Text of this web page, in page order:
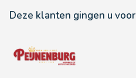
Deze klanten gingen u voor